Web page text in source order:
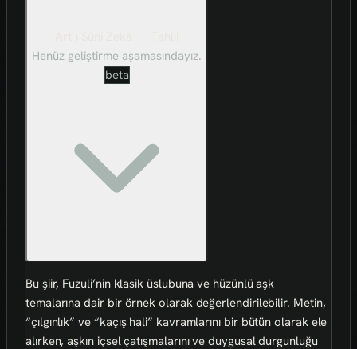
Henüz geliştirme aşamasındayız.
beta
Bu şiir, Fuzuli’nin klasik üslubuna ve hüzünlü aşk
temalarına dair bir örnek olarak değerlendirilebilir. Metin,
“çılgınlık” ve “kaçış hali” kavramlarını bir bütün olarak ele
alırken, aşkın içsel çatışmalarını ve duygusal durgunluğu